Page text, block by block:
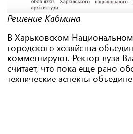
Решение Кабмина
В Харьковском Национальном
городского хозяйства
комментируют. Ректор вуза
считает, что пока еще рано
технические аспекты